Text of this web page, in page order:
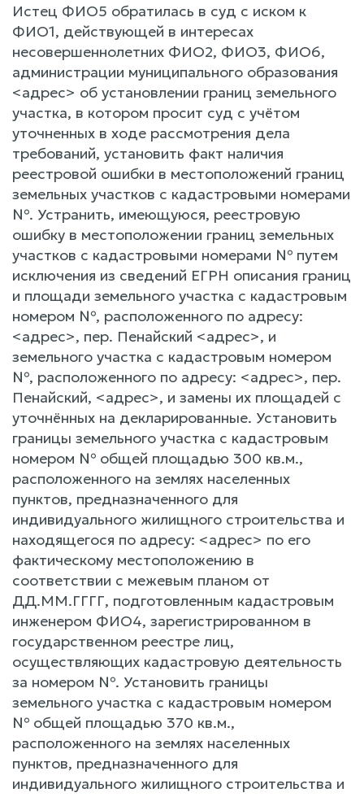
Истец ФИО5 обратилась в суд с иском к
ФИО1, действующей в интересах
несовершеннолетних ФИО2, ФИО3, ФИО6,
администрации муниципального образования
<адрес> об установлении границ земельного
участка, в котором просит суд с учётом
уточненных в ходе рассмотрения дела
требований, установить факт наличия
реестровой ошибки в местоположений границ
земельных участков с кадастровыми номерами
№. Устранить, имеющуюся, реестровую
ошибку в местоположении границ земельных
участков с кадастровыми номерами № путем
исключения из сведений ЕГРН описания границ
и площади земельного участка с кадастровым
номером №, расположенного по адресу:
<адрес>, пер. Пенайский <адрес>, и
земельного участка с кадастровым номером
№, расположенного по адресу: <адрес>, пер.
Пенайский, <адрес>, и замены их площадей с
уточнённых на декларированные. Установить
границы земельного участка с кадастровым
номером № общей площадью 300 кв.м.,
расположенного на землях населенных
пунктов, предназначенного для
индивидуального жилищного строительства и
находящегося по адресу: <адрес> по его
фактическому местоположению в
соответствии с межевым планом от
ДД.ММ.ГГГГ, подготовленным кадастровым
инженером ФИО4, зарегистрированном в
государственном реестре лиц,
осуществляющих кадастровую деятельность
за номером №. Установить границы
земельного участка с кадастровым номером
№ общей площадью 370 кв.м.,
расположенного на землях населенных
пунктов, предназначенного для
индивидуального жилищного строительства и